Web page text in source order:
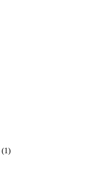
(1)